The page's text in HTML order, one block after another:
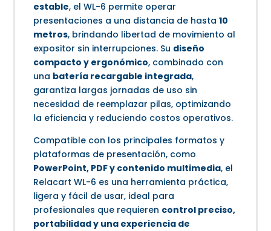
estable, el WL-6 permite operar
presentaciones a una distancia de hasta10
metros, brindando libertad de movimiento al
expositor sin interrupciones. Su diseño
compacto y ergonómico, combinado con
una batería recargable integrada,
garantiza largas jornadas de uso sin
necesidad de reemplazar pilas, optimizando
la eficiencia y reduciendo costos operativos.
Compatible con los principales formatos y
plataformas de presentación, como
PowerPoint, PDF y contenido multimedia, el
Relacart WL-6 es una herramienta práctica,
ligera y fácil de usar, ideal para
profesionales que requieren control preciso,
portabilidad y una experiencia de